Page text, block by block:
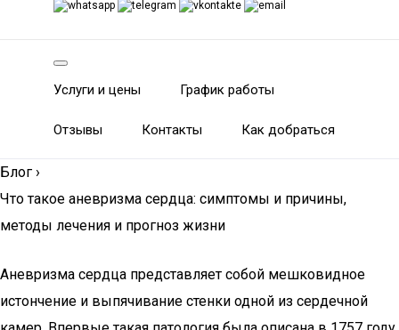
Услуги и цены График работы
Отзывы Контакты Как добраться
Блог ›
Что такое аневризма сердца: симптомы и причины,
методы лечения и прогноз жизни
Аневризма сердца представляет собой мешковидное
истончение и выпячивание стенки одной из сердечной